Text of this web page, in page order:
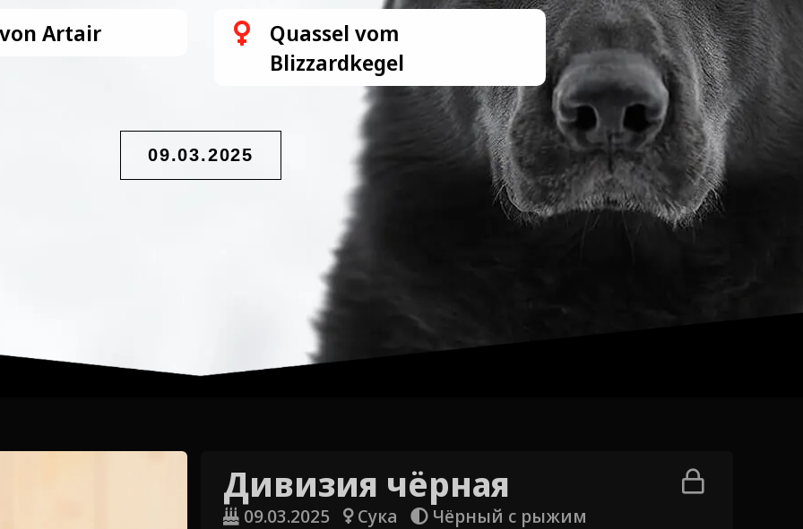
Artair
Quassel vom
Blizzardkegel
09.03.2025
Дивизия чёрная
09.03.2025 Сука
Чёрный с рыжим